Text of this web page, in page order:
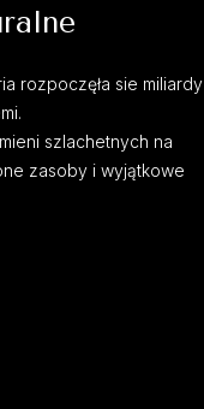
rozpoczęła sie miliardy
szlachetnych na
zasoby i wyjątkowe